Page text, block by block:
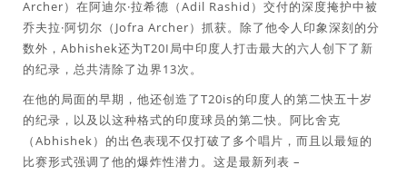
Archer）在阿迪尔·拉希德（Adil Rashid）交付的深度掩护中被
乔夫拉·阿切尔（Jofra Archer）抓获。除了他令人印象深刻的分
数外，Abhishek还为T20I局中印度人打击最大的六人创下了新
的纪录，总共清除了边界13次。
在他的局面的早期，他还创造了T20is的印度人的第二快五十岁
的纪录，以及以这种格式的印度球员的第二快。阿比舍克
（Abhishek）的出色表现不仅打破了多个唱片，而且以最短的
比赛形式强调了他的爆炸性潜力。这是最新列表 –